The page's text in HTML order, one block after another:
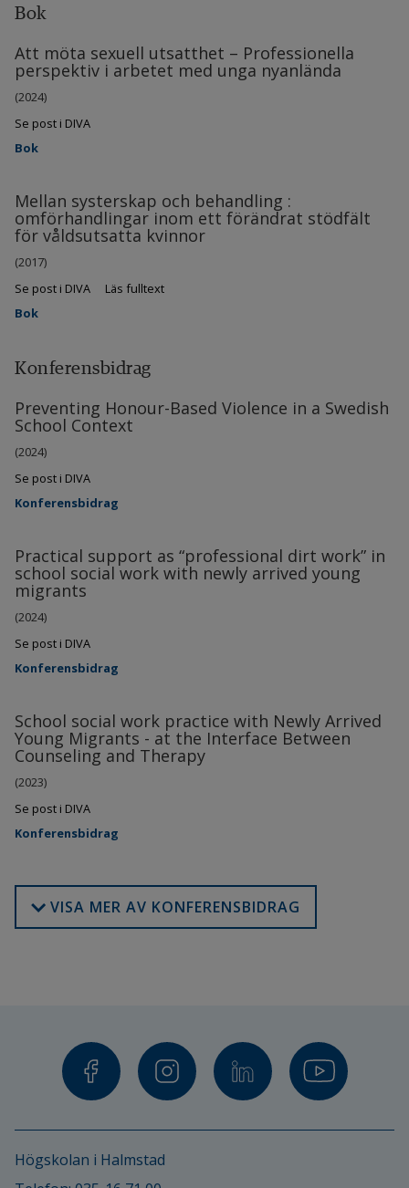
Bok
Att möta sexuell utsatthet – Professionella
perspektiv i arbetet med unga nyanlända
(2024)
Se post i DIVA
Bok
Mellan systerskap och behandling :
omförhandlingar inom ett förändrat stödfält
för våldsutsatta kvinnor
(2017)
Se post i DIVA
Läs fulltext
Bok
Konferensbidrag
Preventing Honour-Based Violence in a Swedish
School Context
(2024)
Se post i DIVA
Konferensbidrag
Practical support as “professional dirt work” in
school social work with newly arrived young
migrants
(2024)
Se post i DIVA
Konferensbidrag
School social work practice with Newly Arrived
Young Migrants - at the Interface Between
Counseling and Therapy
(2023)
Se post i DIVA
Konferensbidrag
VISA MER AV KONFERENSBIDRAG
Högskolan i Halmstad